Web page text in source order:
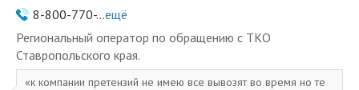
8-800-770-...ещё
Региональный оператор по обращению с ТКО
Ставропольского края.
к компании претензий не имею все вывозят во время но те